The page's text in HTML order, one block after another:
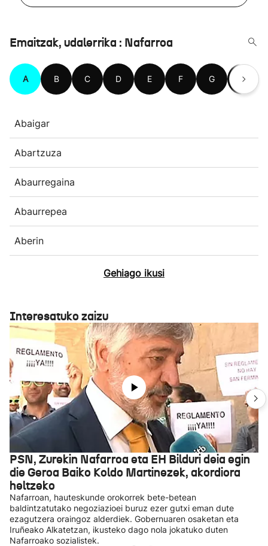
Emaitzak, udalerrika : Nafarroa
A B C D E F G H
Abaigar
Abartzuza
Abaurregaina
Abaurrepea
Aberin
Gehiago ikusi
Interesatuko zaizu
PSN, Zurekin Nafarroa eta EH Bilduri deia egin
die Geroa Baiko Koldo Martinezek, akordiora
heltzeko
Nafarroan, hauteskunde orokorrek bete-betean
baldintzatutako negoziazioei buruz ezer gutxi eman dute
ezagutzera oraingoz alderdiek. Gobernuaren osaketan eta
Iruñeako Alkatetzan, ikusteko dago nola jokatuko duten
Nafarroako sozialistek.